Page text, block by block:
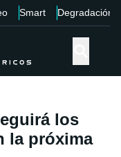
Smart Degradación
los
la próxima